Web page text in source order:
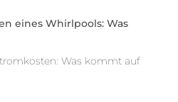
eines Whirlpools: Was
Was kommt auf